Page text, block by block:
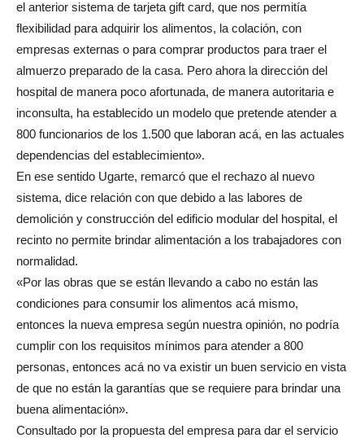
el anterior sistema de tarjeta gift card, que nos permitía
flexibilidad para adquirir los alimentos, la colación, con
empresas externas o para comprar productos para traer el
almuerzo preparado de la casa. Pero ahora la dirección del
hospital de manera poco afortunada, de manera autoritaria e
inconsulta, ha establecido un modelo que pretende atender a
800 funcionarios de los 1.500 que laboran acá, en las actuales
dependencias del establecimiento».
En ese sentido Ugarte, remarcó que el rechazo al nuevo
sistema, dice relación con que debido a las labores de
demolición y construcción del edificio modular del hospital, el
recinto no permite brindar alimentación a los trabajadores con
normalidad.
«Por las obras que se están llevando a cabo no están las
condiciones para consumir los alimentos acá mismo,
entonces la nueva empresa según nuestra opinión, no podría
cumplir con los requisitos mínimos para atender a 800
personas, entonces acá no va existir un buen servicio en vista
de que no están la garantías que se requiere para brindar una
buena alimentación».
Consultado por la propuesta del empresa para dar el servicio